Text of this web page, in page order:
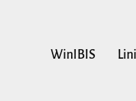
WinIBIS